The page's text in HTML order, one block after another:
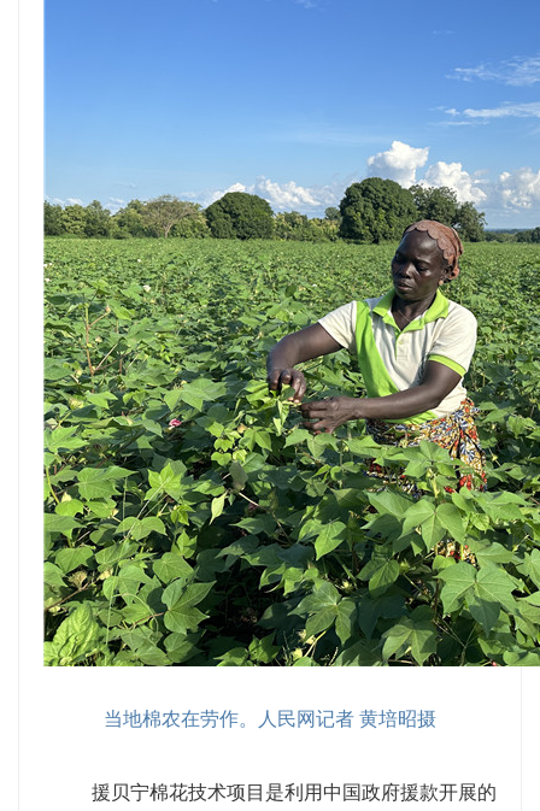
当地棉农在劳作。人民网记者 黄培昭摄
援贝宁棉花技术项目是利用中国政府援款开展的